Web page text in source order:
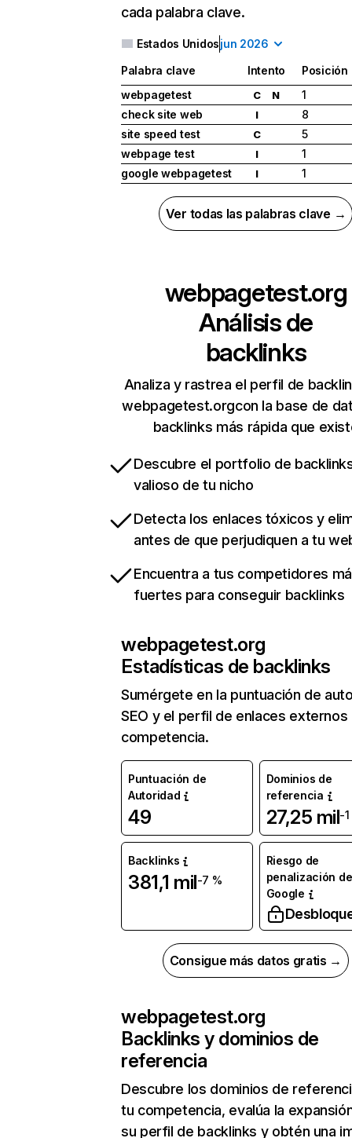
cada palabra clave.
Estados Unidosjun 2026
Palabra clave Intento
Posición
webpagetest
C N
1
check site web
I
8
site speed test
C
5
webpage test
I
1
google webpagetest
I 1
Ver todas las palabras clave →
webpagetest.org
Análisis de
backlinks
Analiza y rastrea el perfil de
webpagetest.orgcon la base de
backlinks más rápida que
Descubre el portfolio de
valioso de tu nicho
Detecta los enlaces tóxicos y
antes de que perjudiquen a tu
Encuentra a tus competidores
fuertes para conseguir backlinks
webpagetest.org
Estadísticas de backlinks
Sumérgete en la puntuación de
SEO y el perfil de enlaces externos
competencia.
Puntuación de
Autoridad
49
Dominios de
referencia
27,25 mil-1
Backlinks
381,1 mil-7 %
Riesgo de
penalización de
Google
Consigue más datos gratis →
webpagetest.org
Backlinks y dominios de
referencia
Descubre los dominios de
tu competencia, evalúa la
su perfil de backlinks y obtén una